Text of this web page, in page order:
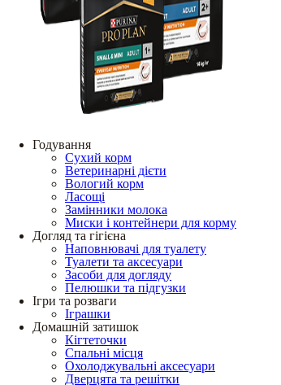
Годування
Сухий корм
Ветеринарні дієти
Вологий корм
Ласощі
Замінники молока
Миски і контейнери для корму
Догляд та гігієна
Наповнювачі для туалету
Туалети та аксесуари
Засоби для догляду
Пелюшки та підгузки
Ігри та розваги
Іграшки
Домашній затишок
Кігтеточки
Спальні місця
Охолоджувальні аксесуари
Дверцята та решітки